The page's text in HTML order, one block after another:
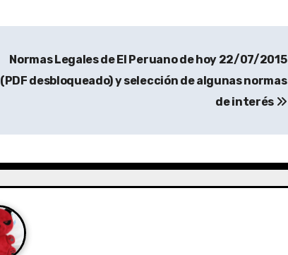
Normas Legales de El Peruano de hoy 22/07/2015
(PDF desbloqueado) y selección de algunas normas
de interés